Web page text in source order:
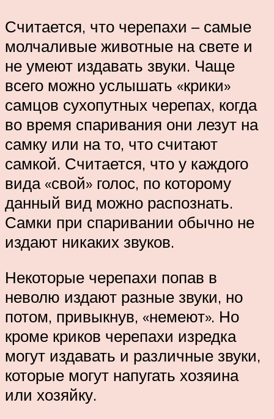
Считается, что черепахи – самые
молчаливые животные на свете и
не умеют издавать звуки. Чаще
всего можно услышать «крики»
самцов сухопутных черепах, когда
во время спаривания они лезут на
самку или на то, что считают
самкой. Считается, что у каждого
вида «свой» голос, по которому
данный вид можно распознать.
Самки при спаривании обычно не
издают никаких звуков.
Некоторые черепахи попав в
неволю издают разные звуки, но
потом, привыкнув, «немеют». Но
кроме криков черепахи изредка
могут издавать и различные звуки,
которые могут напугать хозяина
или хозяйку.